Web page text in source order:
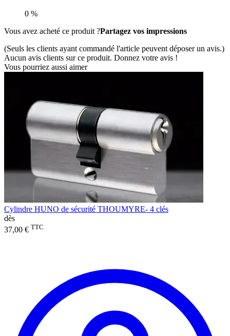
0 %
Vous avez acheté ce produit ?Partagez vos impressions
(Seuls les clients ayant commandé l'article peuvent déposer un avis.)
Aucun avis clients sur ce produit. Donnez votre avis !
Vous pourriez aussi aimer
Cylindre HUNO de sécurité THOUMYRE- 4 clés
dès
37,00 € TTC